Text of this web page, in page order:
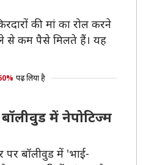
की मां का रोल करने
से कम पैसे मिलते हैं। यह
पढ़ लिया है
में नेपोटिज्म
बॉलीवुड में 'भाई-